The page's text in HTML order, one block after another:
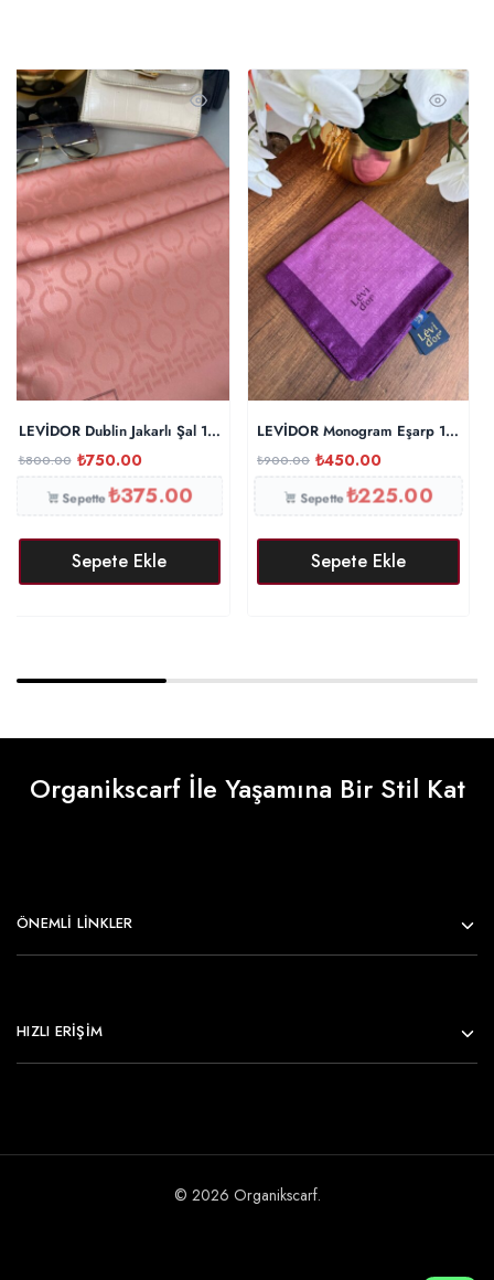
LEVİDOR Dublin Jakarlı Şal 17886 – Japon Kirazı
₺800.00 ₺750.00
Sepette₺375.00
Sepete Ekle
LEVİDOR Monogram Eşarp 17687
₺900.00 ₺450.00
Sepette₺225.00
Sepete Ekle
Organikscarf İle Yaşamına Bir Stil Kat
ÖNEMLI LINKLER
HIZLI ERİŞİM
© 2026 Organikscarf.